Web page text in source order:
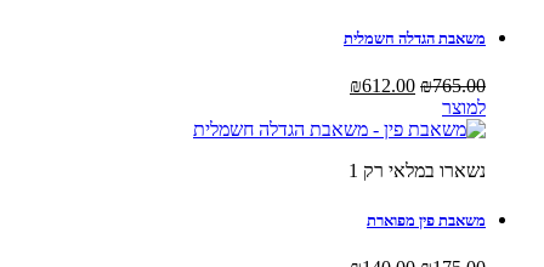
משאבת הגדלה חשמלית
₪765.00
המחיר
היה:
₪612.00
הוא:
למוצר
נשארו במלאי רק 1
משאבת פין מפוארת